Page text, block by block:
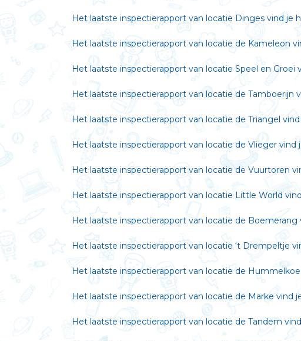
Het laatste inspectierapport van locatie Dinges vind je
Het laatste inspectierapport van locatie de Kameleon
Het laatste inspectierapport van locatie Speel en Groei
Het laatste inspectierapport van locatie de Tamboerijn
Het laatste inspectierapport van locatie de Triangel vind
Het laatste inspectierapport van locatie de Vlieger vind
Het laatste inspectierapport van locatie de Vuurtoren
Het laatste inspectierapport van locatie Little World
Het laatste inspectierapport van locatie de Boemerang
Het laatste inspectierapport van locatie ‘t Drempeltje
Het laatste inspectierapport van locatie de
Het laatste inspectierapport van locatie de Marke vind
Het laatste inspectierapport van locatie de Tandem